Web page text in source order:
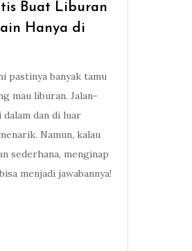
Buat Liburan
Hanya di
pastinya banyak tamu
mau liburan. Jalan-
dan di luar
Namun, kalau
sederhana, menginap
menjadi jawabannya!